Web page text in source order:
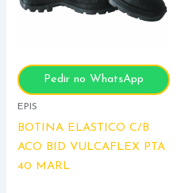
Pedir no WhatsApp
EPIS
BOTINA ELASTICO C/B
ACO BID VULCAFLEX PTA
40 MARL